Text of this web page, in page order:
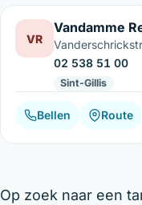
VR
Vandamme
02 538 51 00
Sint-Gillis
Bellen Route
Op zoek naar een